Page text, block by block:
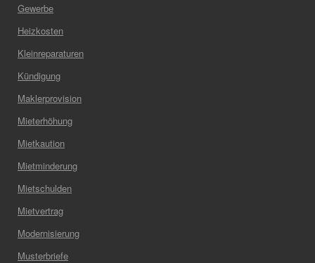
Gewerbe
Heizkosten
Kleinreparaturen
Kündigung
Maklerprovision
Mieterhöhung
Mietkaution
Mietminderung
Mietschulden
Mietvertrag
Modernisierung
Musterbriefe